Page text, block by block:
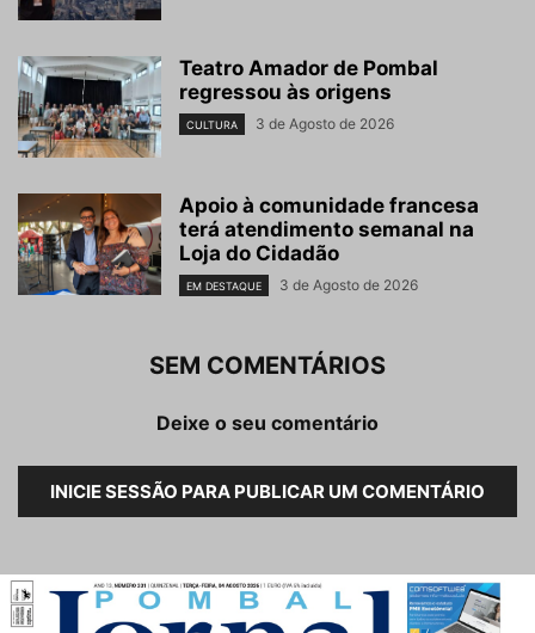
Teatro Amador de Pombal
regressou às origens
CULTURA 3 de Agosto de 2026
Apoio à comunidade francesa
terá atendimento semanal na
Loja do Cidadão
EM DESTAQUE 3 de Agosto de 2026
SEM COMENTÁRIOS
Deixe o seu comentário
INICIE SESSÃO PARA PUBLICAR UM COMENTÁRIO